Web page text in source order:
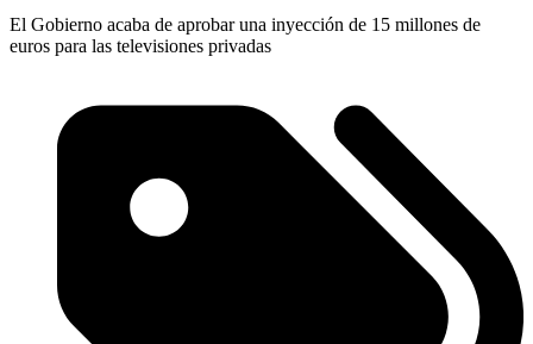
El Gobierno acaba de aprobar una inyección de 15 millones de
euros para las televisiones privadas